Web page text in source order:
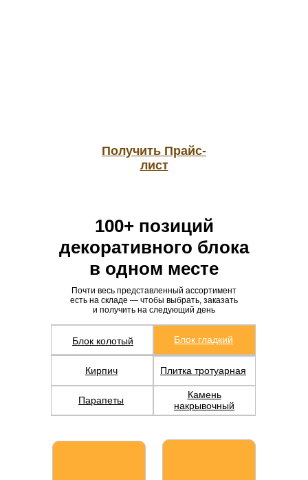
Получить Прайс-
лист
Почти весь представленный ассортимент
есть на складе — чтобы выбрать, заказать
и получить на следующий день
100+ позиций
декоративного блока
в одном месте
Блок колотый Блок гладкий
Кирпич Плитка тротуарная
Парапеты
Камень
накрывочный